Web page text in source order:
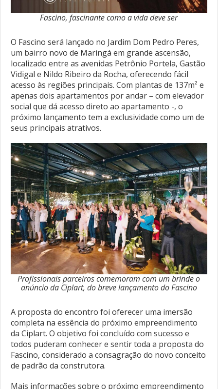
Fascino, fascinante como a vida deve ser
O Fascino será lançado no Jardim Dom Pedro Peres,
um bairro novo de Maringá em grande ascensão,
localizado entre as avenidas Petrônio Portela, Gastão
Vidigal e Nildo Ribeiro da Rocha, oferecendo fácil
acesso às regiões principais. Com plantas de 137m² e
apenas dois apartamentos por andar – com elevador
social que dá acesso direto ao apartamento -, o
próximo lançamento tem a exclusividade como um de
seus principais atrativos.
Profissionais parceiros comemoram com um brinde o
anúncio da Ciplart, do breve lançamento do Fascino
A proposta do encontro foi oferecer uma imersão
completa na essência do próximo empreendimento
da Ciplart. O objetivo foi concluído com sucesso e
todos puderam conhecer e sentir toda a proposta do
Fascino, considerado a consagração do novo conceito
de padrão da construtora.
Mais informações sobre o próximo empreendimento